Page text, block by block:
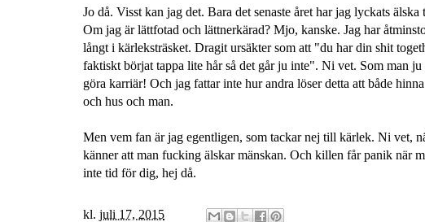
Jo då. Visst kan jag det. Bara det senaste året har jag lyckats
Om jag är lättfotad och lättnerkärad? Mjo, kanske. Jag har
långt i kärleksträsket. Dragit ursäkter som att "du har din shit
faktiskt börjat tappa lite hår så det går ju inte". Ni vet. Som man ju
göra karriär! Och jag fattar inte hur andra löser detta att både
och hus och man.
Men vem fan är jag egentligen, som tackar nej till kärlek. Ni vet,
känner att man fucking älskar mänskan. Och killen får panik när
inte tid för dig, hej då.
kl. juli 17, 2015